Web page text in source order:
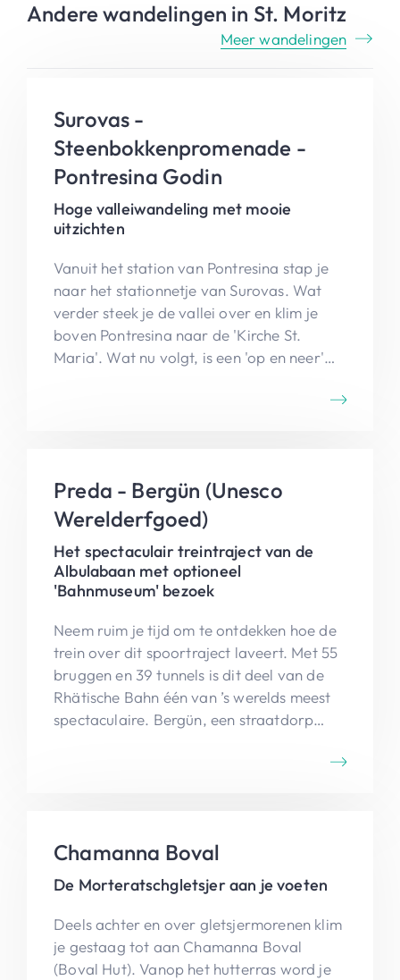
Andere wandelingen in St. Moritz
Meer wandelingen
Surovas -
Steenbokkenpromenade -
Pontresina Godin
Hoge valleiwandeling met mooie
uitzichten
Vanuit het station van Pontresina stap je
naar het stationnetje van Surovas. Wat
verder steek je de vallei over en klim je
boven Pontresina naar de 'Kirche St.
Maria'. Wat nu volgt, is een 'op en neer'
Godin, onderweg vergezeld van het mooie
Preda - Bergün (Unesco
Werelderfgoed)
Het spectaculair treintraject van de
Albulabaan met optioneel
'Bahnmuseum' bezoek
Neem ruim je tijd om te ontdekken hoe de
trein over dit spoortraject laveert. Met 55
bruggen en 39 tunnels is dit deel van de
Rhätische Bahn één van ’s werelds meest
spectaculaire. Bergün, een straatdorp
omwille van zijn typische Engadinerhuizen.
Chamanna Boval
De Morteratschgletsjer aan je voeten
Deels achter en over gletsjermorenen klim
je gestaag tot aan Chamanna Boval
(Boval Hut). Vanop het hutterras word je